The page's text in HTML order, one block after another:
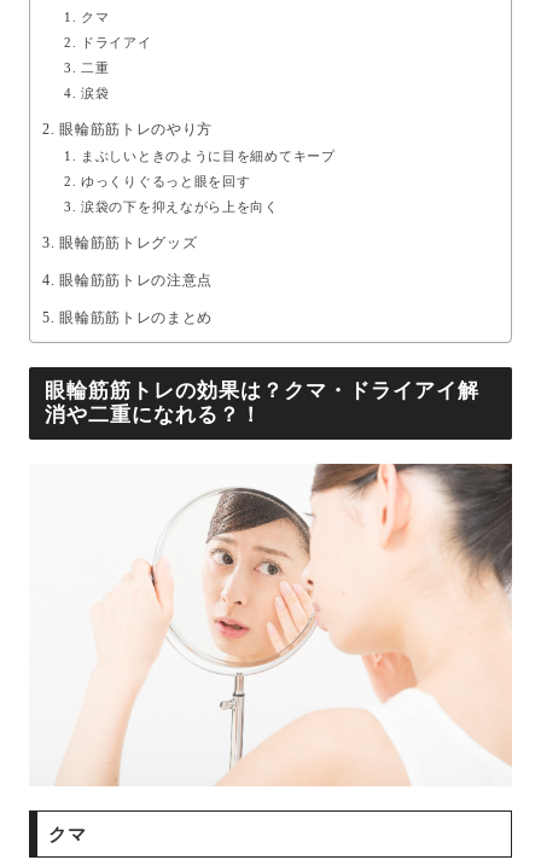
クマ
ドライアイ
二重
涙袋
眼輪筋筋トレのやり方
まぶしいときのように目を細めてキープ
ゆっくりぐるっと眼を回す
涙袋の下を抑えながら上を向く
眼輪筋筋トレグッズ
眼輪筋筋トレの注意点
眼輪筋筋トレのまとめ
眼輪筋筋トレの効果は？クマ・ドライアイ解
消や二重になれる？！
クマ